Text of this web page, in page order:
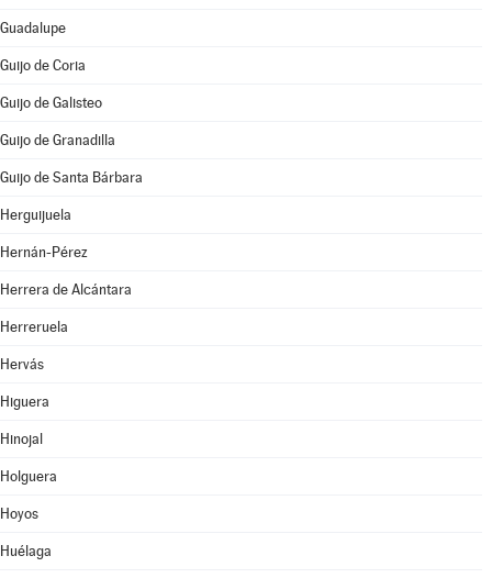
Guadalupe
Guijo de Coria
Guijo de Galisteo
Guijo de Granadilla
Guijo de Santa Bárbara
Herguijuela
Hernán-Pérez
Herrera de Alcántara
Herreruela
Hervás
Higuera
Hinojal
Holguera
Hoyos
Huélaga